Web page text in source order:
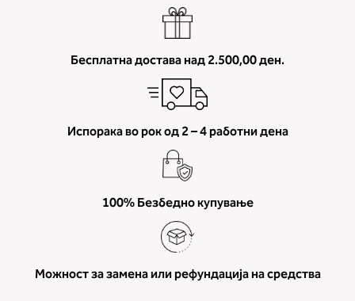
Бесплатна достава над 2.500,00 ден.
Испорака во рок од 2 – 4 работни дена
100% Безбедно купување
Можност за замена или рефундација на средства